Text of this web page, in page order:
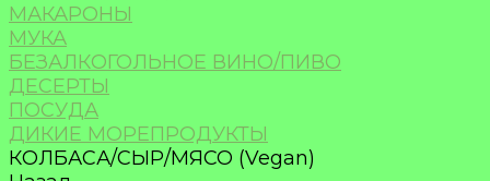
МАКАРОНЫ
МУКА
БЕЗАЛКОГОЛЬНОЕ ВИНО/ПИВО
ДЕСЕРТЫ
ПОСУДА
ДИКИЕ МОРЕПРОДУКТЫ
КОЛБАСА/СЫР/МЯСО (Vegan)